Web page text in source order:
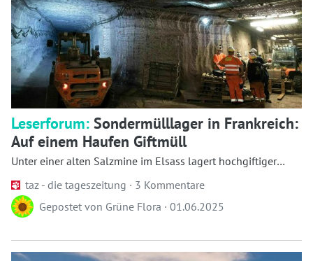
Leserforum: Sondermülllager in Frankreich:
Auf einem Haufen Giftmüll
Unter einer alten Salzmine im Elsass lagert hochgiftiger
taz - die tageszeitung · 3 Kommentare
Gepostet von Grüne Flora · 01.06.2025